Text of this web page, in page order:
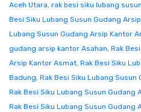
Aceh Utara, rak besi siku lubang
Besi Siku Lubang Susun Gudang
Lubang Susun Gudang Arsip Kantor
gudang arsip kantor Asahan, Rak
Arsip Kantor Asmat, Rak Besi Siku
Badung, Rak Besi Siku Lubang
Rak Besi Siku Lubang Susun Gudang
Rak Besi Siku Lubang Susun Gudang